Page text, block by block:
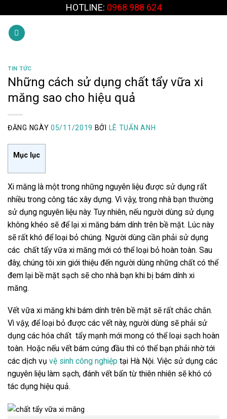
to
content
HOTLINE: 0968 988 624
TIN TỨC
Những cách sử dụng chất tẩy vữa xi
măng sao cho hiệu quả
ĐĂNG NGÀY 05/11/2019 BỞI LÊ TUẤN ANH
Mục lục
Xi măng là một trong những nguyên liệu được sử dụng rất
nhiều trong công tác xây dựng. Vì vậy, trong nhà bạn thường
sử dụng nguyên liệu này. Tuy nhiên, nếu người dùng sử dụng
không khéo sẽ để lại xi măng bám dính trên bề mặt. Lúc này
sẽ rất khó để loại bỏ chúng. Người dùng cần phải sử dụng
các chất tẩy vữa xi măng mới có thể loại bỏ hoàn toàn. Sau
đây, chúng tôi xin giới thiệu đến người dùng những chất có thể
đem lại bề mặt sạch sẽ cho nhà bạn khi bị bám dính xi
măng.
Vết vữa xi măng khi bám dính trên bề mặt sẽ rất chắc chắn.
Vì vậy, để loại bỏ được các vết này, người dùng sẽ phải sử
dụng các hóa chất tẩy mạnh mới mong có thể loại sạch hoàn
toàn. Hoặc nếu vết bám cứng đầu thì có thể bạn phải nhờ tới
các dịch vụ vệ sinh công nghiệp tại Hà Nội. Việc sử dụng các
nguyên liệu làm sạch, đánh vết bẩn từ thiên nhiên sẽ khó có
tác dụng hiệu quả.